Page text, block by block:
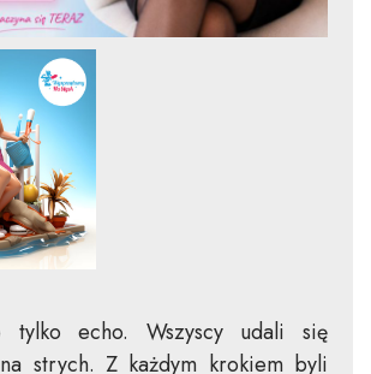
tylko echo. Wszyscy udali się
strych. Z każdym krokiem byli